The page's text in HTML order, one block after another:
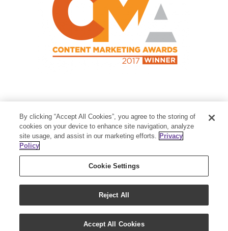
Member Services:
1-800-371-3515
Thanksgiving Point Business Park
3125 Executive Parkway
Lehi, UT 84043
By clicking “Accept All Cookies”, you agree to the storing of
cookies on your device to enhance site navigation, analyze
site usage, and assist in our marketing efforts. Privacy
Policy
Cookie Settings
Reject All
Accept All Cookies